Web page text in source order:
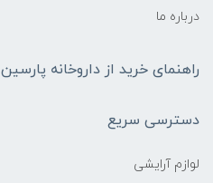
درباره ما
راهنمای خرید از داروخانه پارسین
دسترسی سریع
لوازم آرایشی